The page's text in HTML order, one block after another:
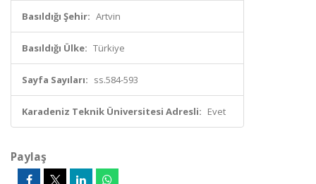
Basıldığı Şehir: Artvin
Basıldığı Ülke: Türkiye
Sayfa Sayıları: ss.584-593
Karadeniz Teknik Üniversitesi Adresli: Evet
Paylaş